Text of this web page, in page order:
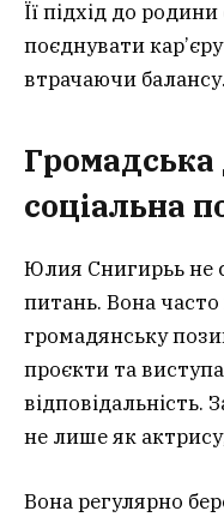
Її підхід до
поєднувати
втрачаючи балансу.
Громадська
соціальна
Юлия Снигирьь не
питань. Вона
громадянську
проєкти та
відповідальність.
не лише як
Вона регулярно